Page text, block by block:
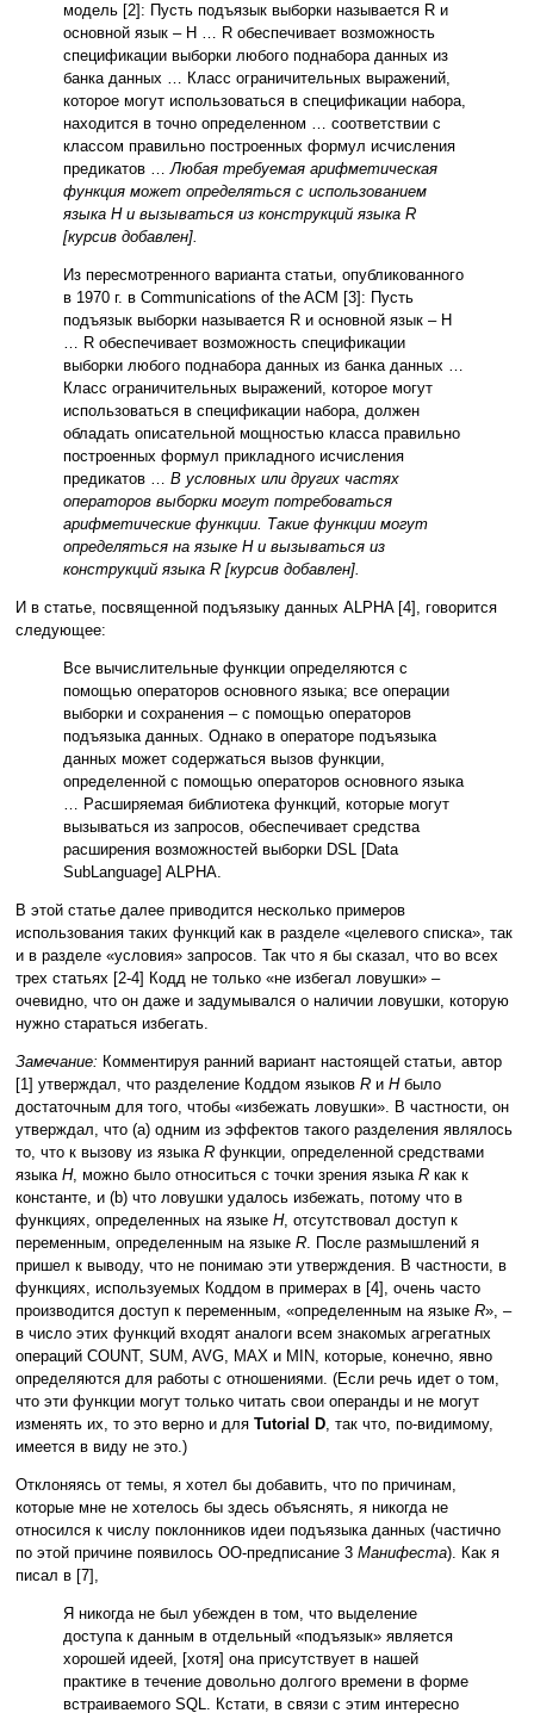
модель [2]: Пусть подъязык выборки называется R и
основной язык – H … R обеспечивает возможность
спецификации выборки любого поднабора данных из
банка данных … Класс ограничительных выражений,
которое могут использоваться в спецификации набора,
находится в точно определенном … соответствии с
классом правильно построенных формул исчисления
предикатов …Любая требуемая арифметическая
функция может определяться с использованием
языка H и вызываться из конструкций языка R
[курсив добавлен].
Из пересмотренного варианта статьи, опубликованного
в 1970 г. в Communications of the ACM [3]: Пусть
подъязык выборки называется R и основной язык – H
… R обеспечивает возможность спецификации
выборки любого поднабора данных из банка данных …
Класс ограничительных выражений, которое могут
использоваться в спецификации набора, должен
обладать описательной мощностью класса правильно
построенных формул прикладного исчисления
предикатов … В условных или других частях
операторов выборки могут потребоваться
арифметические функции. Такие функции могут
определяться на языке H и вызываться из
конструкций языка R [курсив добавлен].
И в статье, посвященной подъязыку данных ALPHA [4], говорится
следующее:
Все вычислительные функции определяются с
помощью операторов основного языка; все операции
выборки и сохранения – с помощью операторов
подъязыка данных. Однако в операторе подъязыка
данных может содержаться вызов функции,
определенной с помощью операторов основного языка
… Расширяемая библиотека функций, которые могут
вызываться из запросов, обеспечивает средства
расширения возможностей выборки DSL [Data
SubLanguage] ALPHA.
В этой статье далее приводится несколько примеров
использования таких функций как в разделе «целевого списка», так
и в разделе «условия» запросов. Так что я бы сказал, что во всех
трех статьях [2-4] Кодд не только «не избегал ловушки» –
очевидно, что он даже и задумывался о наличии ловушки, которую
нужно стараться избегать.
Замечание: Комментируя ранний вариант настоящей статьи, автор
[1] утверждал, что разделение Коддом языков R и H было
достаточным для того, чтобы «избежать ловушки». В частности, он
утверждал, что (a) одним из эффектов такого разделения являлось
то, что к вызову из языка R функции, определенной средствами
языка H, можно было относиться с точки зрения языка R как к
константе, и (b) что ловушки удалось избежать, потому что в
функциях, определенных на языке H, отсутствовал доступ к
переменным, определенным на языке R. После размышлений я
пришел к выводу, что не понимаю эти утверждения. В частности, в
функциях, используемых Коддом в примерах в [4], очень часто
производится доступ к переменным, «определенным на языке R», –
в число этих функций входят аналоги всем знакомых агрегатных
операций COUNT, SUM, AVG, MAX и MIN, которые, конечно, явно
определяются для работы с отношениями. (Если речь идет о том,
что эти функции могут только читать свои операнды и не могут
изменять их, то это верно и для Tutorial D, так что, по-видимому,
имеется в виду не это.)
Отклоняясь от темы, я хотел бы добавить, что по причинам,
которые мне не хотелось бы здесь объяснять, я никогда не
относился к числу поклонников идеи подъязыка данных (частично
по этой причине появилось ОО-предписание 3 Манифеста). Как я
писал в [7],
Я никогда не был убежден в том, что выделение
доступа к данным в отдельный «подъязык» является
хорошей идеей, [хотя] она присутствует в нашей
практике в течение довольно долгого времени в форме
встраиваемого SQL. Кстати, в связи с этим интересно